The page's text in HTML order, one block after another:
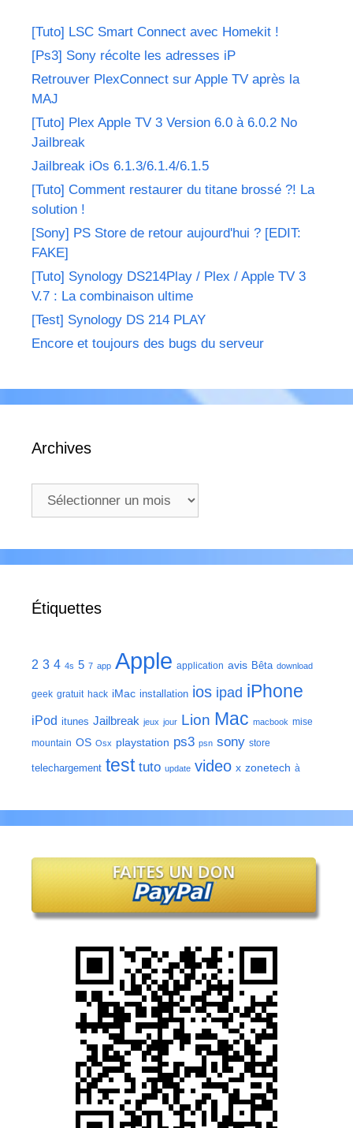
[Tuto] LSC Smart Connect avec Homekit !
[Ps3] Sony récolte les adresses iP
Retrouver PlexConnect sur Apple TV après la
MAJ
[Tuto] Plex Apple TV 3 Version 6.0 à 6.0.2 No
Jailbreak
Jailbreak iOs 6.1.3/6.1.4/6.1.5
[Tuto] Comment restaurer du titane brossé ?! La
solution !
[Sony] PS Store de retour aujourd'hui ? [EDIT:
FAKE]
[Tuto] Synology DS214Play / Plex / Apple TV 3
V.7 : La combinaison ultime
[Test] Synology DS 214 PLAY
Encore et toujours des bugs du serveur
Archives
Archives
Étiquettes
2 3 4 4s 5 7 app Apple application avis Bêta download
geek gratuit hack iMac installation ios ipad iPhone
iPod itunes Jailbreak jeux jour Lion Mac macbook mise
mountain OS Osx playstation ps3 psn sony store
telechargement test tuto update video x zonetech à